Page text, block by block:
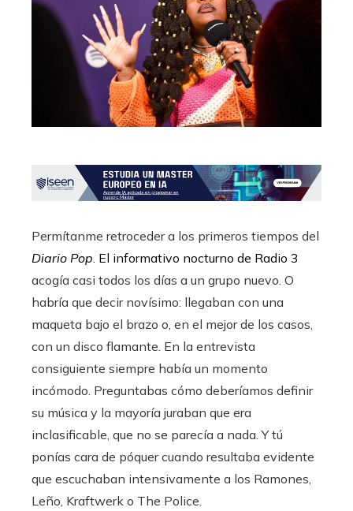
Permítanme retroceder a los primeros tiempos del
Diario Pop . El informativo nocturno de Radio 3
acogía casi todos los días a un grupo nuevo. O
habría que decir novísimo: llegaban con una
maqueta bajo el brazo o, en el mejor de los casos,
con un disco flamante. En la entrevista
consiguiente siempre había un momento
incómodo. Preguntabas cómo deberíamos definir
su música y la mayoría juraban que era
inclasificable, que no se parecía a nada. Y tú
ponías cara de póquer cuando resultaba evidente
que escuchaban intensivamente a los Ramones,
Leño, Kraftwerk o The Police.